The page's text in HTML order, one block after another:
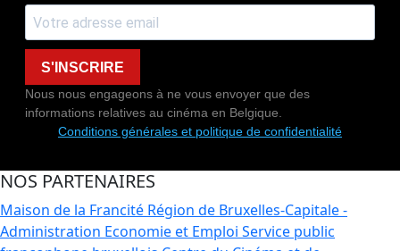
S'INSCRIRE
Nous nous engageons à ne vous envoyer que des
informations relatives au cinéma en Belgique.
Conditions générales et politique de confidentialité
NOS PARTENAIRES
Maison de la Francité Région de Bruxelles-Capitale -
Administration Economie et Emploi Service public